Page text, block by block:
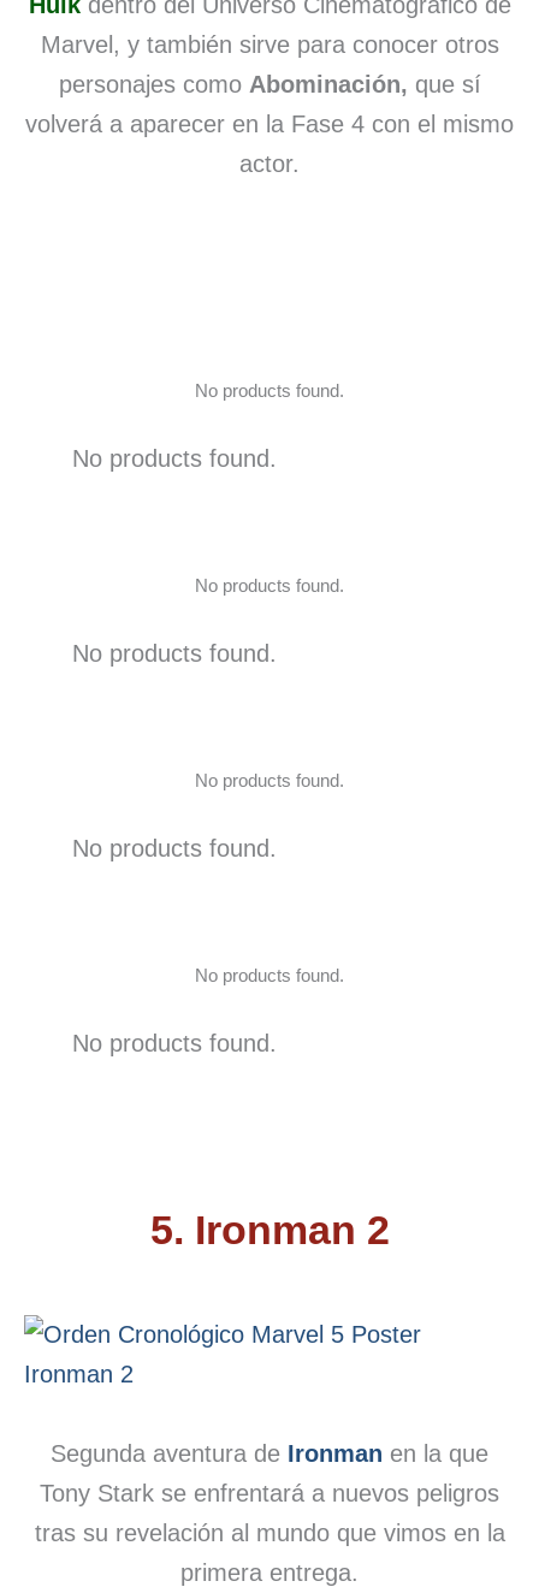
Marvel, y también sirve para conocer otros
personajes como Abominación, que sí
volverá a aparecer en la Fase 4 con el mismo
actor.
No products found.
No products found.
No products found.
No products found.
No products found.
No products found.
No products found.
No products found.
5. Ironman 2
Segunda aventura de Ironman en la que
Tony Stark se enfrentará a nuevos peligros
tras su revelación al mundo que vimos en la
primera entrega.